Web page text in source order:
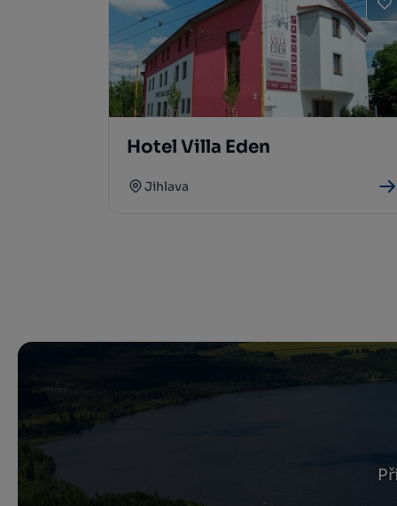
Hotel Villa Eden
Jihlava